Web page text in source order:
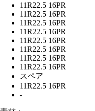
11R22.5 16PR
11R22.5 16PR
11R22.5 16PR
11R22.5 16PR
11R22.5 16PR
11R22.5 16PR
11R22.5 16PR
11R22.5 16PR
スペア
11R22.5 16PR
-